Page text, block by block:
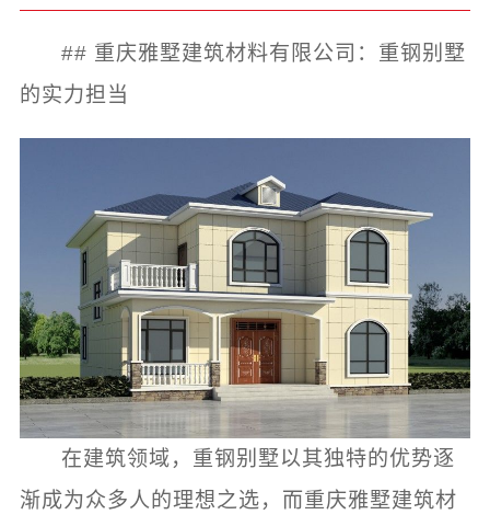
## 重庆雅墅建筑材料有限公司：重钢别墅
的实力担当
在建筑领域，重钢别墅以其独特的优势逐
渐成为众多人的理想之选，而重庆雅墅建筑材